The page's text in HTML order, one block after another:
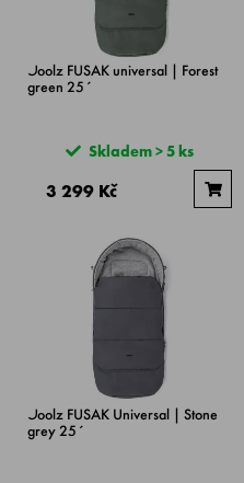
Joolz FUSAK universal | Forest
green 25´
Skladem > 5 ks
3 299 Kč
Joolz FUSAK Universal | Stone
grey 25´